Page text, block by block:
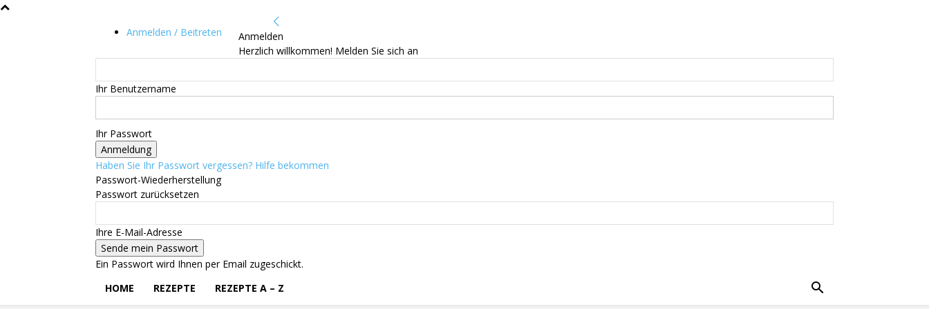
Anmelden / Beitreten
Anmelden
Herzlich willkommen! Melden Sie sich an
Ihr Benutzername
Ihr Passwort
Haben Sie Ihr Passwort vergessen? Hilfe bekommen
Passwort-Wiederherstellung
Passwort zurücksetzen
Ihre E-Mail-Adresse
Ein Passwort wird Ihnen per Email zugeschickt.
HOME
REZEPTE REZEPTE A – Z